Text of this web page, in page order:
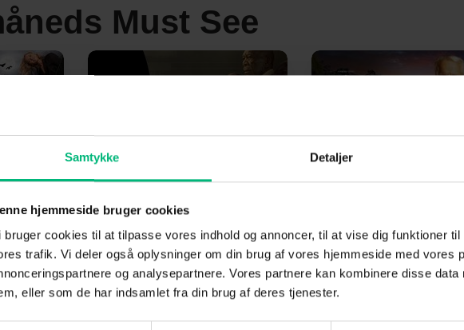
Samtykke Detaljer
hjemmeside bruger cookies
bruger cookies til at tilpasse vores indhold og annoncer, til at vise dig funktioner
trafik. Vi deler også oplysninger om din brug af vores hjemmeside med vores
og analysepartnere. Vores partnere kan kombinere disse
eller som de har indsamlet fra din brug af deres tjenester.
Must See
en TV-pakke fra Altibox